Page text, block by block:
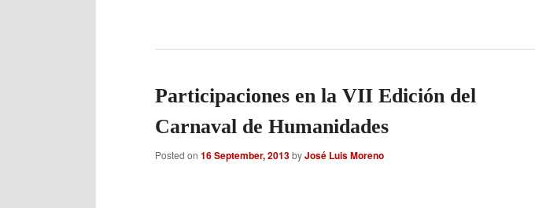
Participaciones en la VII Edición del
Carnaval de Humanidades
Posted on16 September, 2013byJosé Luis Moreno